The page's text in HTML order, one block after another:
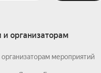
организаторам
мероприятий